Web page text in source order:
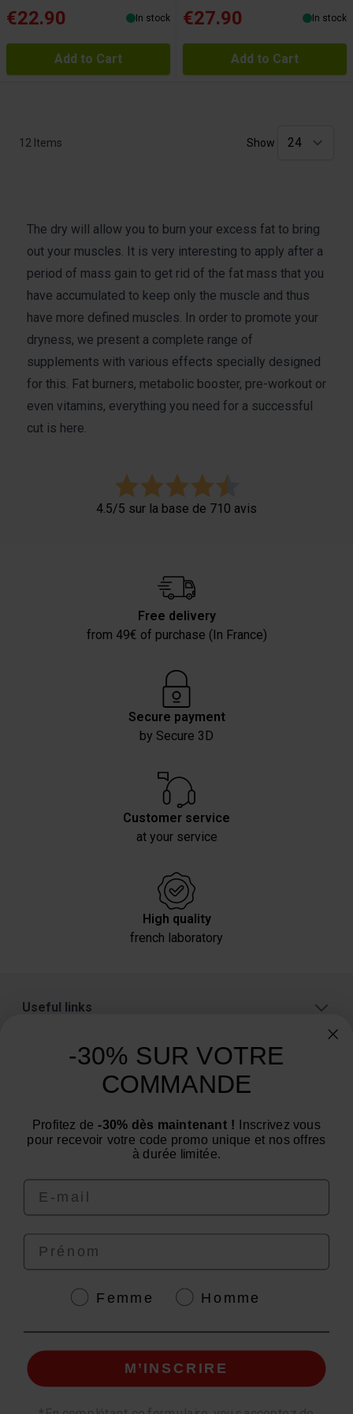
qui peuvent combiner celles-ci avec des informations
autres que vous leur avez fournies par ailleurs ou
collectées lors de votre utilisation de leurs services.
€22.90 In stock
Add to Cart
€27.90 In stock
Add to Cart
12 Items Show
The dry will allow you to burn your excess fat to bring
out your muscles. It is very interesting to apply after a
period of mass gain to get rid of the fat mass that you
have accumulated to keep only the muscle and thus
have more defined muscles. In order to promote your
dryness, we present a complete range of
supplements with various effects specially designed
for this. Fat burners, metabolic booster, pre-workout or
even vitamins, everything you need for a successful
cut is here.
4.5/5 sur la base de 710 avis
Free delivery
from 49€ of purchase (In France)
Secure payment
by Secure 3D
Customer service
at your service
High quality
french laboratory
Useful links
We are at your service from Monday to Friday: from 9
am to 12 pm and from 2 pm to 4 pm
4.6/5
© EAFIT 2026 | Secure Payment | *AFNOR NF EN 17444 Standard. See product
sheet.
-30% SUR VOTRE
COMMANDE
Profitez de -30% dès maintenant ! Inscrivez vous
pour recevoir votre code promo unique et nos offres
à durée limitée.
Email
Prénom
GenreFemme Homme
M’INSCRIRE